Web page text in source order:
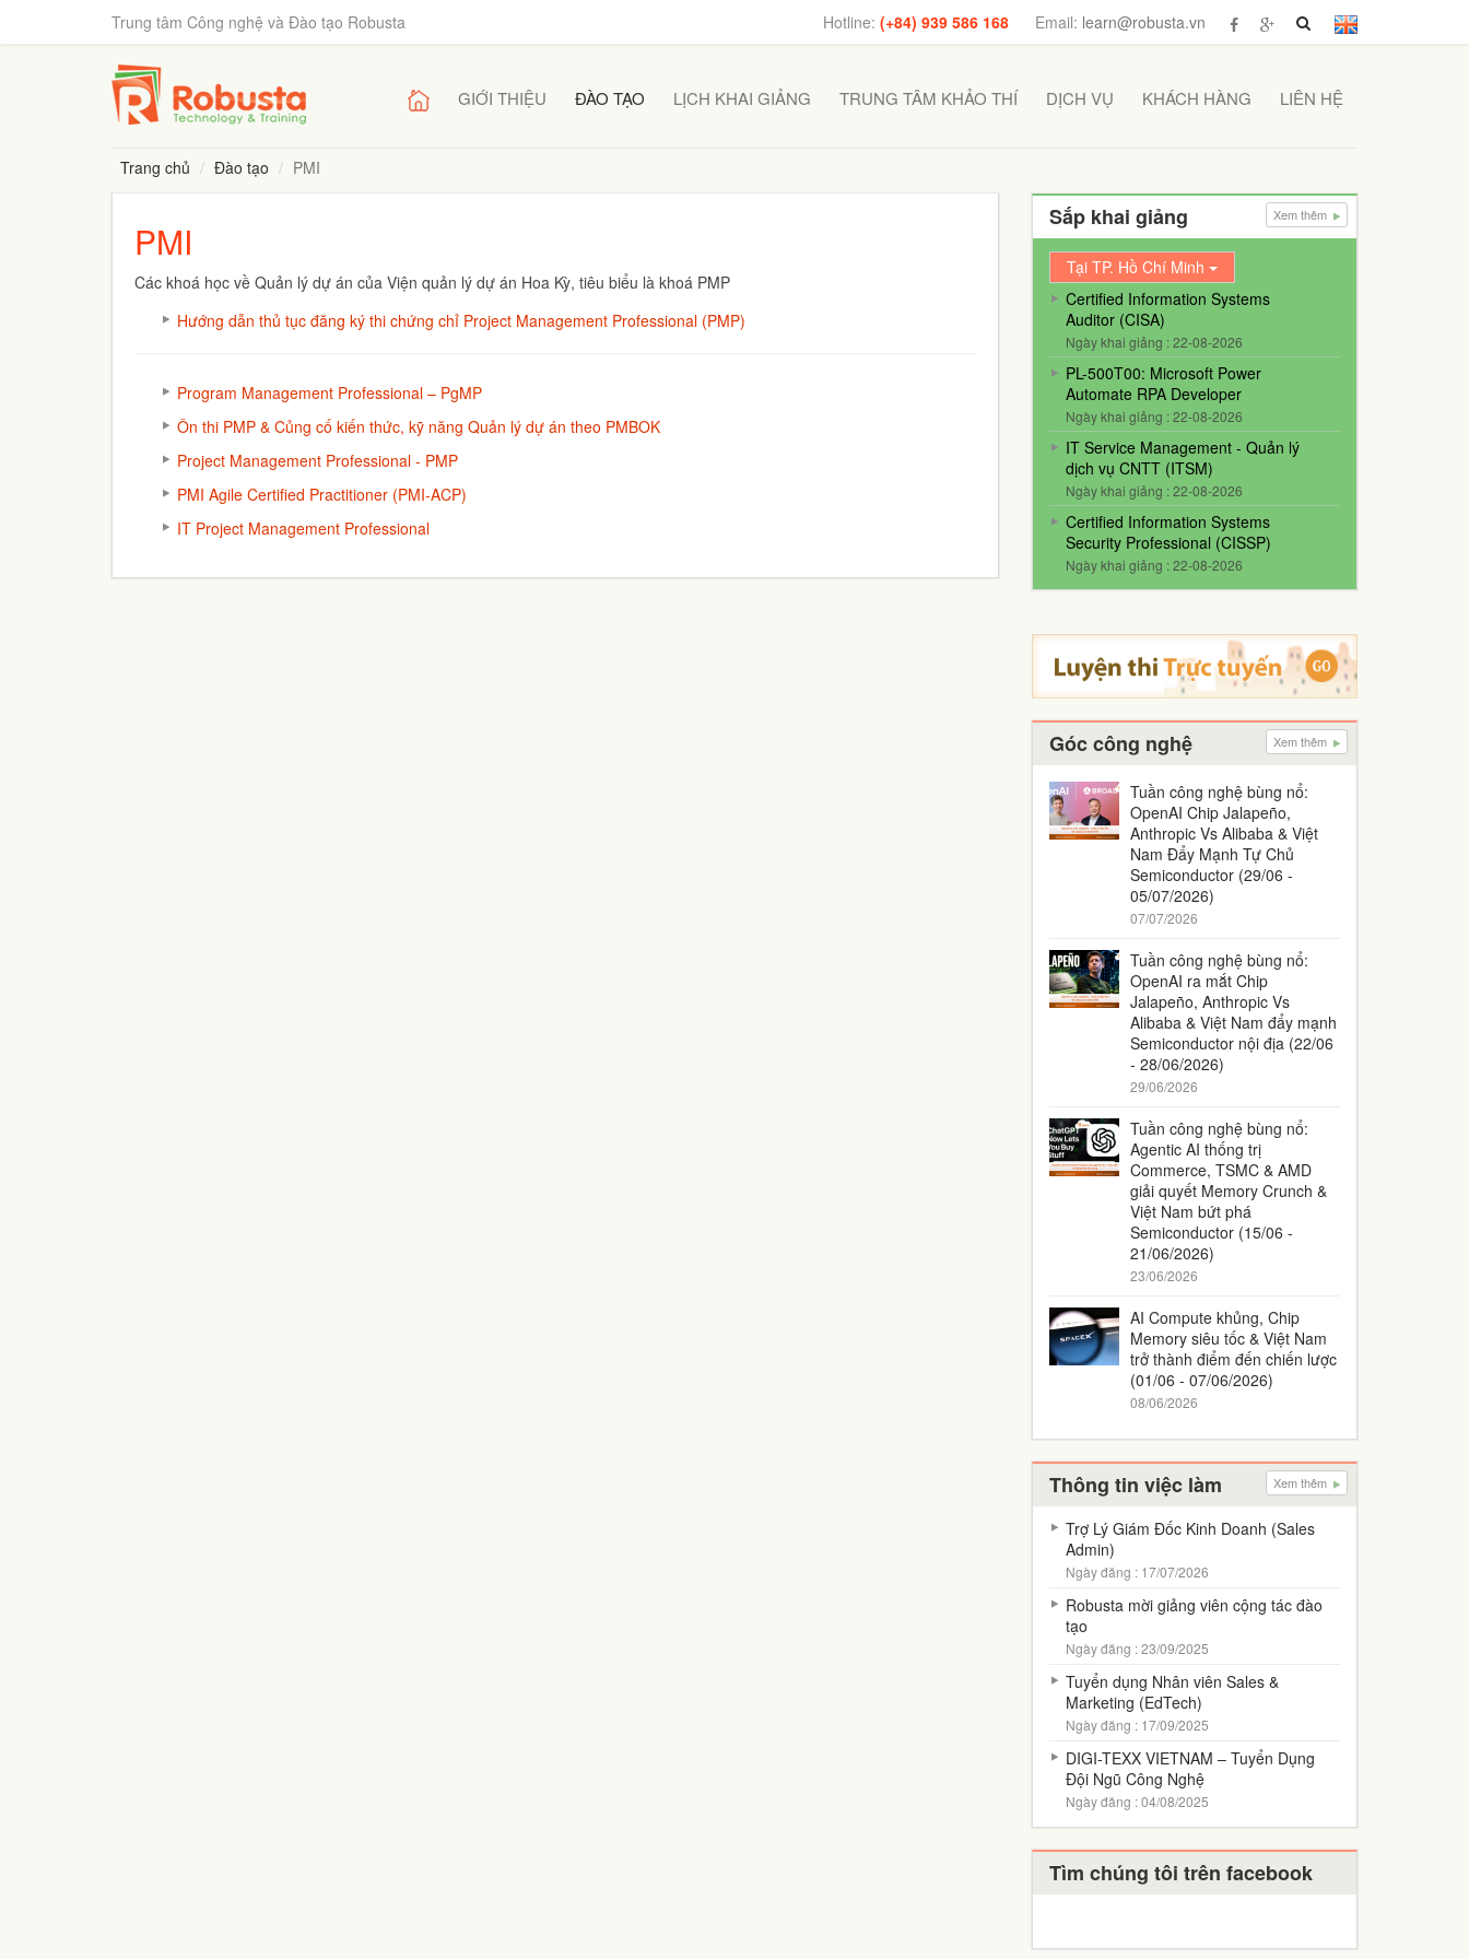
Trung tâm Công nghệ và Đào tạo Robusta Email: learn@robusta.vn
Hotline: (+84) 939 586 168
GIỚI THIỆU ĐÀO TẠO LỊCH KHAI GIẢNG TRUNG TÂM KHẢO THÍ DỊCH VỤ KHÁCH HÀNG LIÊN HỆ
Trang chủ Đào tạo PMI
PMI
Các khoá học về Quản lý dự án của Viện quản lý dự án Hoa Kỳ, tiêu biểu là khoá PMP
Hướng dẫn thủ tục đăng ký thi chứng chỉ Project Management Professional (PMP)
Program Management Professional – PgMP
Ôn thi PMP & Củng cố kiến thức, kỹ năng Quản lý dự án theo PMBOK
Project Management Professional - PMP
PMI Agile Certified Practitioner (PMI-ACP)
IT Project Management Professional
Sắp khai giảng Xem thêm
Tại TP. Hồ Chí Minh
Certified Information Systems
Auditor (CISA)
Ngày khai giảng : 22-08-2026
PL-500T00: Microsoft Power
Automate RPA Developer
Ngày khai giảng : 22-08-2026
IT Service Management - Quản lý
dịch vụ CNTT (ITSM)
Ngày khai giảng : 22-08-2026
Certified Information Systems
Security Professional (CISSP)
Ngày khai giảng : 22-08-2026
Góc công nghệ Xem thêm
Tuần công nghệ bùng nổ:
OpenAI Chip Jalapeño,
Anthropic Vs Alibaba & Việt
Nam Đẩy Mạnh Tự Chủ
Semiconductor (29/06 -
05/07/2026)
07/07/2026
Tuần công nghệ bùng nổ:
OpenAI ra mắt Chip
Jalapeño, Anthropic Vs
Alibaba & Việt Nam đẩy mạnh
Semiconductor nội địa (22/06
- 28/06/2026)
29/06/2026
Tuần công nghệ bùng nổ:
Agentic AI thống trị
Commerce, TSMC & AMD
giải quyết Memory Crunch &
Việt Nam bứt phá
Semiconductor (15/06 -
21/06/2026)
23/06/2026
AI Compute khủng, Chip
Memory siêu tốc & Việt Nam
trở thành điểm đến chiến lược
(01/06 - 07/06/2026)
08/06/2026
Thông tin việc làm Xem thêm
Trợ Lý Giám Đốc Kinh Doanh (Sales
Admin)
Ngày đăng : 17/07/2026
Robusta mời giảng viên cộng tác đào
tạo
Ngày đăng : 23/09/2025
Tuyển dụng Nhân viên Sales &
Marketing (EdTech)
Ngày đăng : 17/09/2025
DIGI-TEXX VIETNAM – Tuyển Dụng
Đội Ngũ Công Nghệ
Ngày đăng : 04/08/2025
Tìm chúng tôi trên facebook